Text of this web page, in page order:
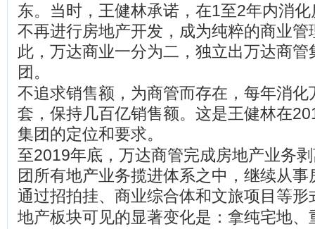
东。当时，王健林承诺，在1至2年内消
不再进行房地产开发，成为纯粹的商业管
此，万达商业一分为二，独立出万达商
团。
不追求销售额，为商管而存在，每年消化
套，保持几百亿销售额。这是王健林在
集团的定位和要求。
至2019年底，万达商管完成房地产业务
团所有地产业务揽进体系之中，继续从
通过招拍挂、商业综合体和文旅项目等形
地产板块可见的显著变化是：拿纯宅地、